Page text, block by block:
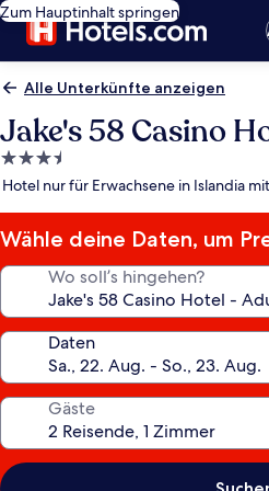
Zum Hauptinhalt springen
Alle Unterkünfte anzeigen
Jake's 58 Casino
3.5-
Sterne-
Hotel nur für Erwachsene in Islandia
Wähle deine Daten, um
Wo soll’s hingehen?
Daten
Gäste